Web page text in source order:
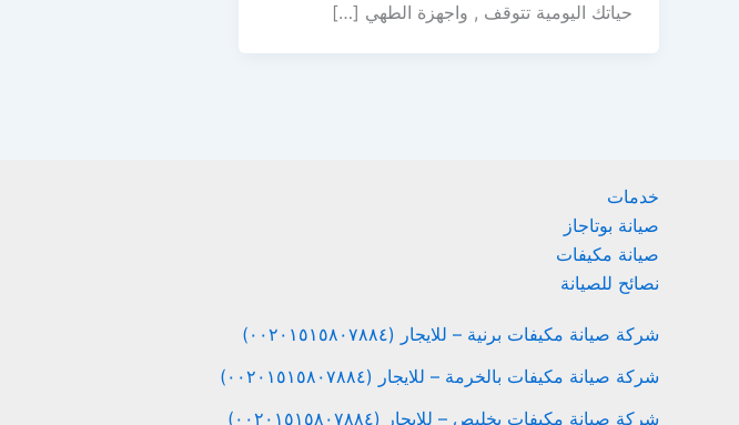
حياتك اليومية تتوقف , واجهزة الطهي […]
خدمات
صيانة بوتاجاز
صيانة مكيفات
نصائح للصيانة
شركة صيانة مكيفات برنية – للايجار (٠٠٢٠١٥١٥٨٠٧٨٨٤)
شركة صيانة مكيفات بالخرمة – للايجار (٠٠٢٠١٥١٥٨٠٧٨٨٤)
شركة صيانة مكيفات بخليص – للايجار (٠٠٢٠١٥١٥٨٠٧٨٨٤)